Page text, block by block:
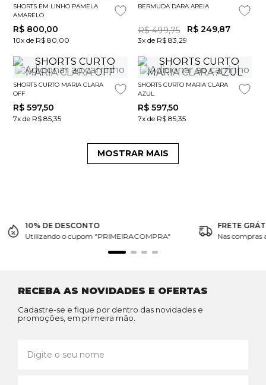
SHORTS EM LINHO PAMELA
AMARELO
R$ 800,00
10x de R$ 80,00
BERMUDA DARA AREIA
R$ 499,75 R$ 249,87
3x de R$ 83,29
SHORTS CURTO MARIA CLARA
OFF
R$ 597,50
7x de R$ 85,35
SHORTS CURTO MARIA CLARA
AZUL
R$ 597,50
7x de R$ 85,35
MOSTRAR MAIS
10% DE DESCONTO
Utilizando o cupom "PRIMEIRACOMPRA"
FRETE
Nas compras
RECEBA AS NOVIDADES E OFERTAS
Cadastre-se e fique por dentro das novidades e
promoções, em primeira mão.